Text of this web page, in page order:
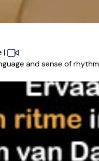
|
and sense of